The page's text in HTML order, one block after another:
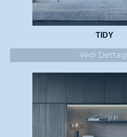
TIDY
Vedi